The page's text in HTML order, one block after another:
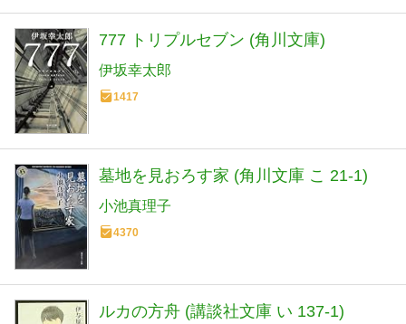
777 トリプルセブン (角川文庫)
伊坂幸太郎
1417
墓地を見おろす家 (角川文庫 こ 21-1)
小池真理子
4370
ルカの方舟 (講談社文庫 い 137-1)